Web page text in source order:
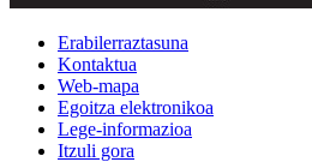
Erabilerraztasuna
Kontaktua
Web-mapa
Egoitza elektronikoa
Lege-informazioa
Itzuli gora